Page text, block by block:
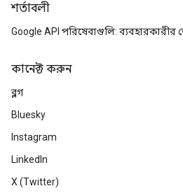
শর্তাবলী
Google API পরিষেবাগুলি: ব্যবহারকারীর
কানেক্ট করুন
ব্লগ
Bluesky
Instagram
LinkedIn
X (Twitter)